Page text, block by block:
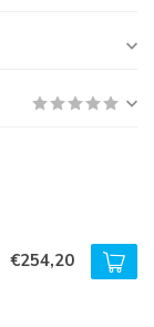
€254,20